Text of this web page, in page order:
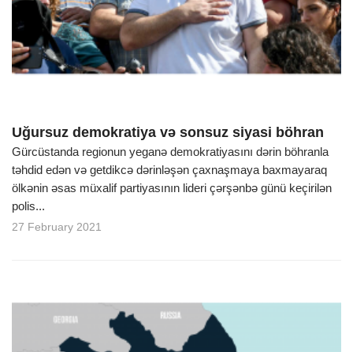
Uğursuz demokratiya və sonsuz siyasi böhran
Gürcüstanda regionun yeganə demokratiyasını dərin böhranla
təhdid edən və getdikcə dərinləşən çaxnaşmaya baxmayaraq
ölkənin əsas müxalif partiyasının lideri çərşənbə günü keçirilən
polis...
27 February 2021